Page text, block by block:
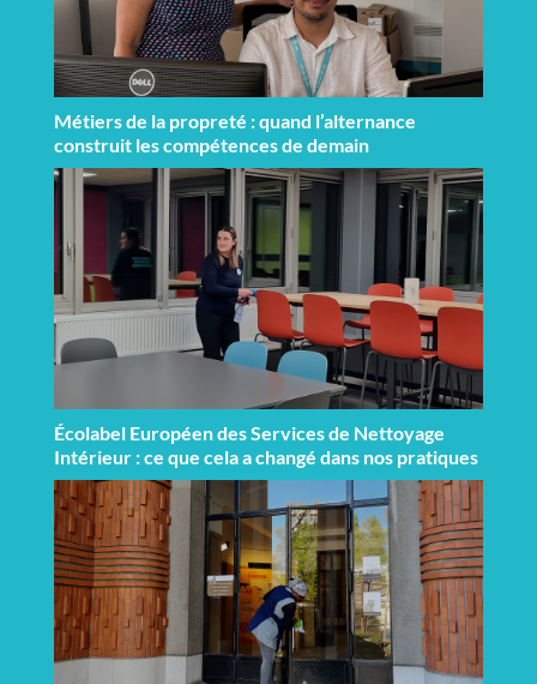
Métiers de la propreté : quand l’alternance
construit les compétences de demain
Écolabel Européen des Services de Nettoyage
Intérieur : ce que cela a changé dans nos pratiques